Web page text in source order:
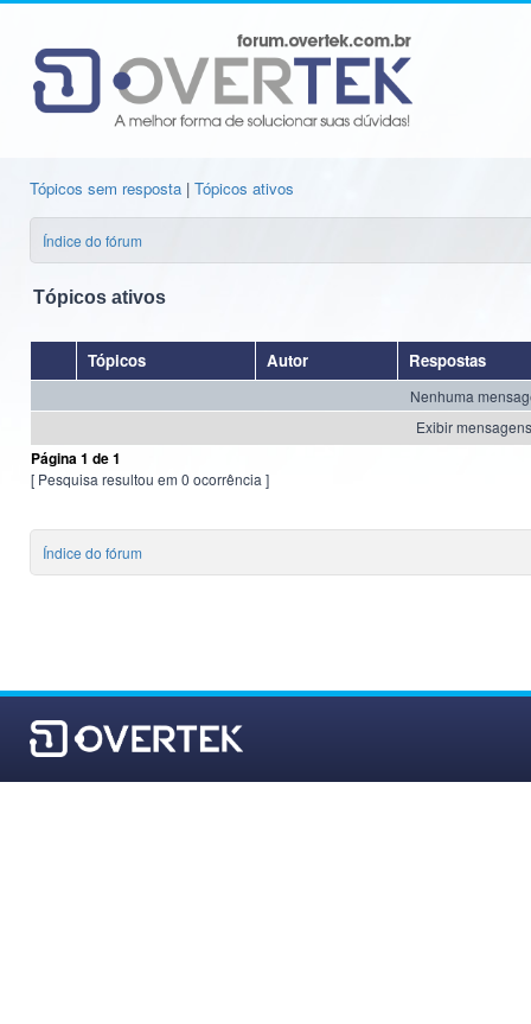
Tópicos sem resposta | Tópicos ativos
Índice do fórum
Tópicos ativos
Tópicos Autor Respostas
Nenhuma
Exibir
Página1 de1
[ Pesquisa resultou em 0 ocorrência ]
Índice do fórum